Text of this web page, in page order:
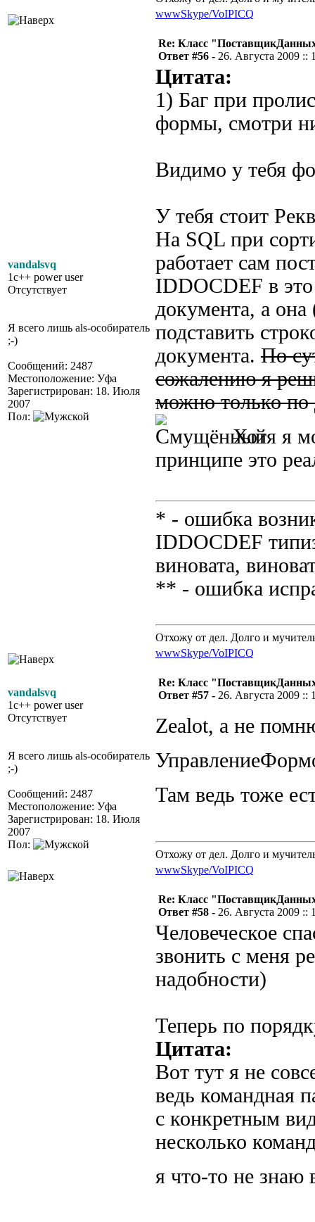
wwwSkype/VoIPICQ
vandalsvq
1c++ power user
Отсутствует
Я всего лишь als-особиратель
;-)
Сообщений: 2487
Местоположение: Уфа
Зарегистрирован: 18. Июля
2007
Пол:
Re: Класс
Ответ #56 - 26. Августа 2009 ::
Цитата:
1) Баг при
формы, смотри
Видимо у тебя
У тебя стоит
На SQL при
работает сам
IDDOCDEF в это
документа, а
подставить
документа. По
сожалению я
можно только по
Хотя я
принципе это
* - ошибка
IDDOCDEF
виновата,
** - ошибка
Отхожу от дел. Долго и
wwwSkype/VoIPICQ
vandalsvq
1c++ power user
Отсутствует
Я всего лишь als-особиратель
;-)
Сообщений: 2487
Местоположение: Уфа
Зарегистрирован: 18. Июля
2007
Пол:
Re: Класс
Ответ #57 - 26. Августа 2009 ::
Zealot, а не
Там ведь тоже
Отхожу от дел. Долго и
wwwSkype/VoIPICQ
Re: Класс
Ответ #58 - 26. Августа 2009 ::
Человеческое
звонить с меня
надобности)
Теперь по
Цитата:
Вот тут я не
ведь командная
с конкретным
несколько
я что-то не